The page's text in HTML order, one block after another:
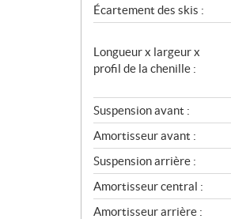
Écartement des skis :
Longueur x largeur x
profil de la chenille :
Suspension avant :
Amortisseur avant :
Suspension arrière :
Amortisseur central :
Amortisseur arrière :